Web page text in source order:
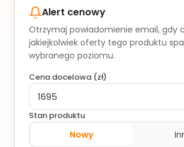
Alert cenowy
Otrzymaj powiadomienie email, gdy
jakiejkolwiek oferty tego produktu
wybranego poziomu.
Cena docelowa (zł)
Stan produktu
Nowy